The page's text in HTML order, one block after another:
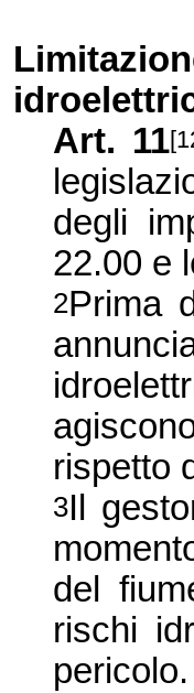
Art. 11
degli
22.00 e
2Prima
rispetto
3Il
del
rischi
pericolo.